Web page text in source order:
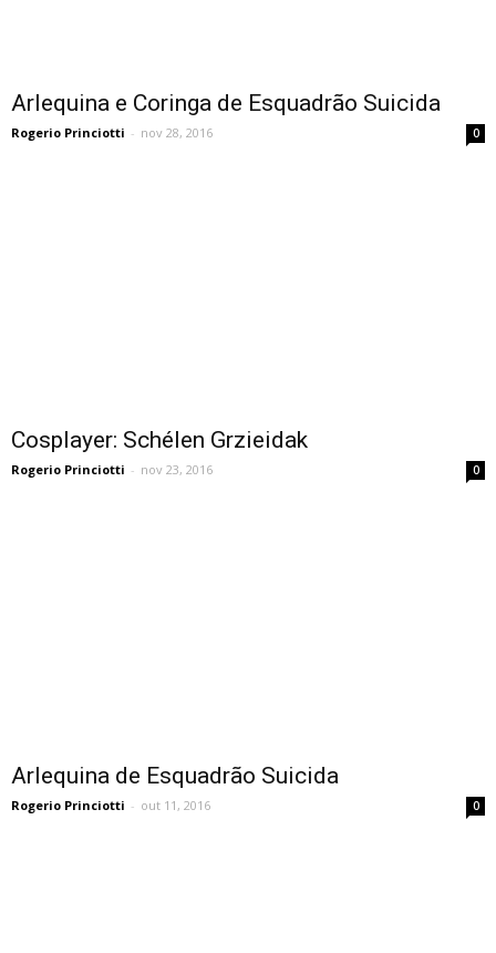
Arlequina e Coringa de Esquadrão Suicida
Rogerio Princiotti - nov 28, 2016 0
Cosplayer: Schélen Grzieidak
Rogerio Princiotti - nov 23, 2016 0
Arlequina de Esquadrão Suicida
Rogerio Princiotti - out 11, 2016 0